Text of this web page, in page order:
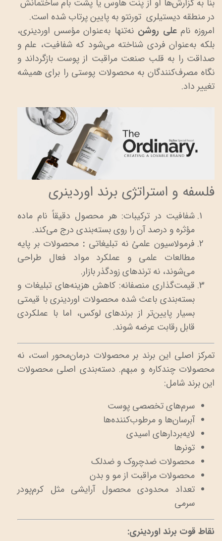
بنا به گزارش‌ها او از پنت هاوس یا پشت بام ساختمانش
در منطقه دیستیلری تورنتو به پایین پرتاب شده است.
امروزه نامعلی روشن نه‌تنها به‌عنوان مؤسس اوردینری،
بلکه به‌عنوان فردی شناخته می‌شود که شفافیت، علم و
صداقت را به قلب صنعت مراقبت از پوست بازگرداند و
نگاه مصرف‌کنندگان به محصولات پوستی را برای همیشه
تغییر داد.
فلسفه و استراتژی برند اوردینری
شفافیت در ترکیبات: هر محصول دقیقاً نام ماده
مؤثره و درصد آن را روی بسته‌بندی درج می‌کند.
فرمولاسیون علمیُ نه تبلیغاتی : محصولات بر پایه
مطالعات علمی و عملکرد مواد فعال طراحی
می‌شوند، نه ترندهای زودگذر بازار.
قیمت‌گذاری منصفانه: کاهش هزینه‌های تبلیغات و
بسته‌بندی باعث شده محصولات اوردینری با قیمتی
بسیار پایین‌تر از برندهای لوکس، اما با عملکردی
قابل رقابت عرضه شوند.
تمرکز اصلی این برند بر محصولات درمان‌محور است، نه
محصولات چندکاره و مبهم. دسته‌بندی اصلی محصولات
این برند شامل:
سرم‌های تخصصی پوست
آبرسان‌ها و مرطوب‌کننده‌ها
لایه‌بردارهای اسیدی
تونرها
محصولات ضدچروک و ضدلک
محصولات مراقبت از مو و بدن
تعداد محدودی محصول آرایشی مثل کرم‌پودر
سرمی
نقاط قوت برند اوردینری: